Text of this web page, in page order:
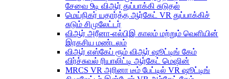
சேவை 9டி விஆர் துப்பாக்கி சுடுதல்
மெய்நிகர் யதார்த்த ஆர்கேட் VR துப்பாக்கிச்
சுடும் சிமுலேட்டர்
விஆர் அரீனா-எல்பிஇ காலம் மற்றும் வெளியின்
இரகசிய மண்டலம்
விஆர் எஸ்கேப் ரூம் விஆர் ஷூட்டிங் கேம்
விர்ச்சுவல் ரியாலிட்டி ஆர்கேட் மெஷின்
MRCS VR அரினா டீம் பேட்டில் VR ஷூட்டிங்